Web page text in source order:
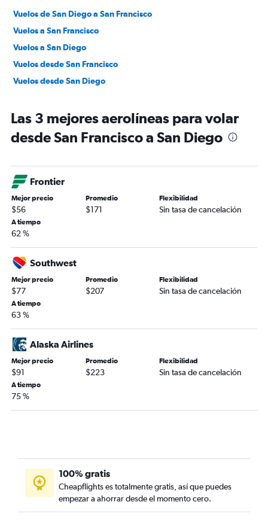
Vuelos de San Diego a San Francisco
Vuelos a San Francisco
Vuelos a San Diego
Vuelos desde San Francisco
Vuelos desde San Diego
Las 3 mejores aerolíneas para volar
desde San Francisco a San Diego
Frontier
Mejor precio
$56
Promedio
$171
Flexibilidad
Sin tasa de cancelación
A tiempo
62 %
Southwest
Mejor precio
$77
Promedio
$207
Flexibilidad
Sin tasa de cancelación
A tiempo
63 %
Alaska Airlines
Mejor precio
$91
Promedio
$223
Flexibilidad
Sin tasa de cancelación
A tiempo
75 %
100% gratis
Cheapflights es totalmente gratis, así que puedes
empezar a ahorrar desde el momento cero.